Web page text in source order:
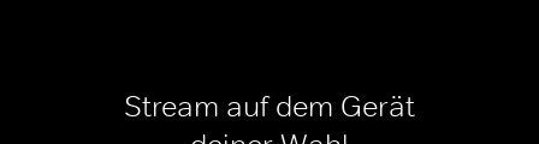
Stream auf dem Gerät